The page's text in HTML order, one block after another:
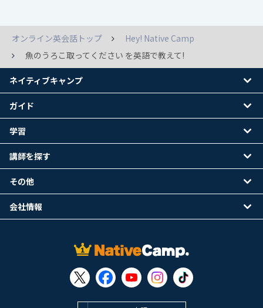
オンライン英会話トップ
Hey! Native Camp
魚のうろこ取ってください を英語で教えて!
ネイティブキャンプ
ガイド
学習
講師を探す
その他
会社情報